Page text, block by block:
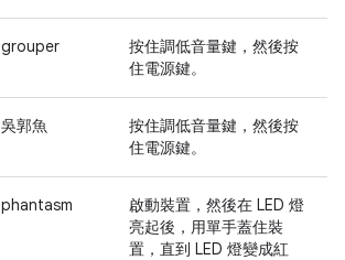
grouper 按住調低音量鍵，然後按
住電源鍵。
吳郭魚 按住調低音量鍵，然後按
住電源鍵。
phantasm
啟動裝置，然後在 LED 燈
亮起後，用單手蓋住裝
置，直到 LED 燈變成紅